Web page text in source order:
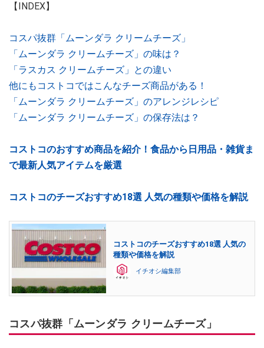
【INDEX】
コスパ抜群「ムーンダラ クリームチーズ」
「ムーンダラ クリームチーズ」の味は？
「ラスカス クリームチーズ」との違い
他にもコストコではこんなチーズ商品がある！
「ムーンダラ クリームチーズ」のアレンジレシピ
「ムーンダラ クリームチーズ」の保存法は？
コストコのおすすめ商品を紹介！食品から日用品・雑貨ま
で最新人気アイテムを厳選
コストコのチーズおすすめ18選 人気の種類や価格を解説
コストコのチーズおすすめ18選 人気の
種類や価格を解説
イチオシ編集部
コスパ抜群「ムーンダラ クリームチーズ」